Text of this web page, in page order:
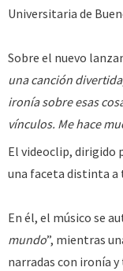
Universitaria de
Sobre el nuevo
una canción
ironía sobre esas
vínculos. Me hace
El videoclip, dirigido
una faceta distinta a
En él, el músico se
mundo”, mientras
narradas con ironía